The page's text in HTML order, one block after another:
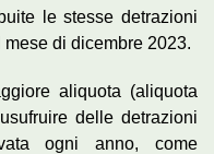
le stesse detrazioni
di dicembre 2023.
aliquota (aliquota
delle detrazioni
ogni anno, come